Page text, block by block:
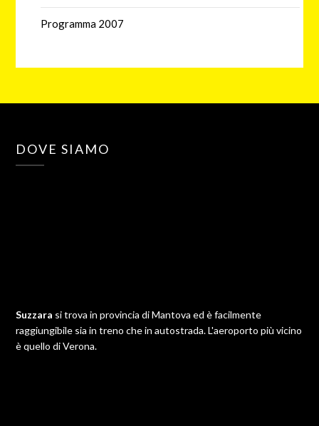
Programma 2007
DOVE SIAMO
Suzzara si trova in provincia di Mantova ed è facilmente
raggiungibile sia in treno che in autostrada. L'aeroporto più vicino
è quello di Verona.